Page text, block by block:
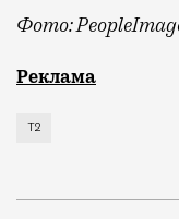
Фото:
Мобильный
Реклама
Т2